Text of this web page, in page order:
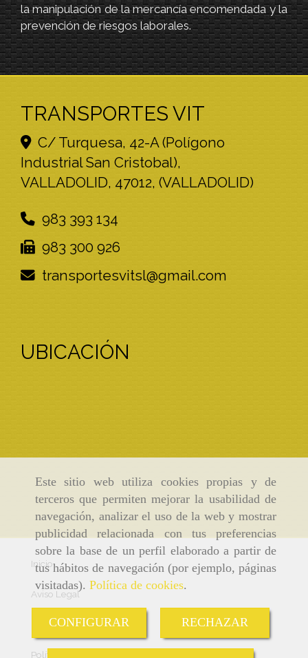
Este sitio web utiliza cookies propias y de
terceros que permiten mejorar la usabilidad de
navegación, analizar el uso de la web y mostrar
publicidad relacionada con tus preferencias
sobre la base de un perfil elaborado a partir de
tus hábitos de navegación (por ejemplo, páginas
visitadas). Política de cookies.
CONFIGURAR RECHAZAR
la manipulación de la mercancía encomendada y la
prevención de riesgos laborales.
TRANSPORTES VIT
C/ Turquesa, 42-A (Polígono
Industrial San Cristobal),
VALLADOLID, 47012, (VALLADOLID)
983 393 134
983 300 926
transportesvitsl
gmail.com
UBICACIÓN
Inicio
Aviso Legal
Política de cookies
Política de Privacidad